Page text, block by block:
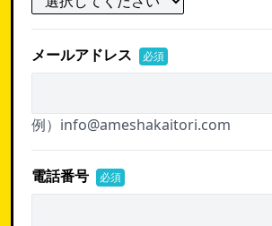
メールアドレス 必須
例）info@ameshakaitori.com
電話番号 必須